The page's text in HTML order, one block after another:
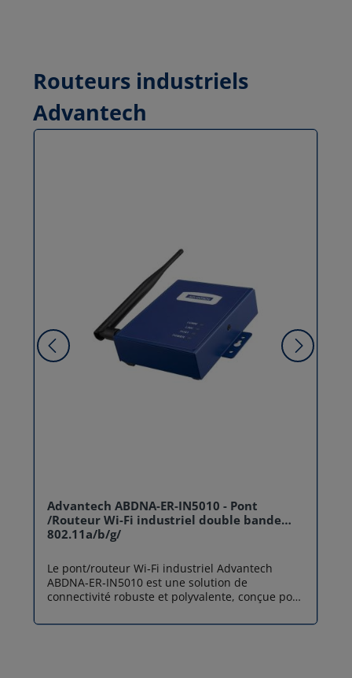
Routeurs industriels
Advantech
Advantech ABDNA-ER-IN5010 - Pont
/Routeur Wi-Fi industriel double bande
802.11a/b/g/
Le pont/routeur Wi‑Fi industriel Advantech
ABDNA‑ER‑IN5010 est une solution de
connectivité robuste et polyvalente, conçue pour
applications IoT/M2M exigeantes. Cet